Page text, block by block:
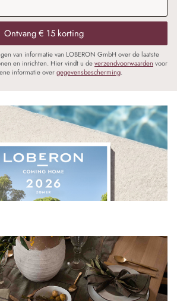
Ontvang € 15 korting
van informatie van LOBERON GmbH over de laatste
en inrichten. Hier vindt u deverzendvoorwaarden voor
informatie overgegevensbescherming.